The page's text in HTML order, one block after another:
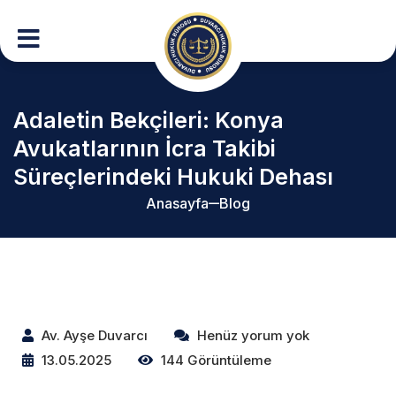
Adaletin Bekçileri: Konya
Avukatlarının İcra Takibi
Süreçlerindeki Hukuki Dehası
Anasayfa Blog
Av. Ayşe Duvarcı
Henüz yorum yok
13.05.2025
144 Görüntüleme